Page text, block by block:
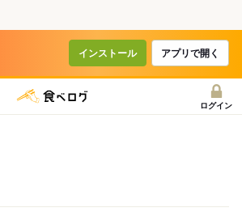
インストール アプリで開く
ログイン